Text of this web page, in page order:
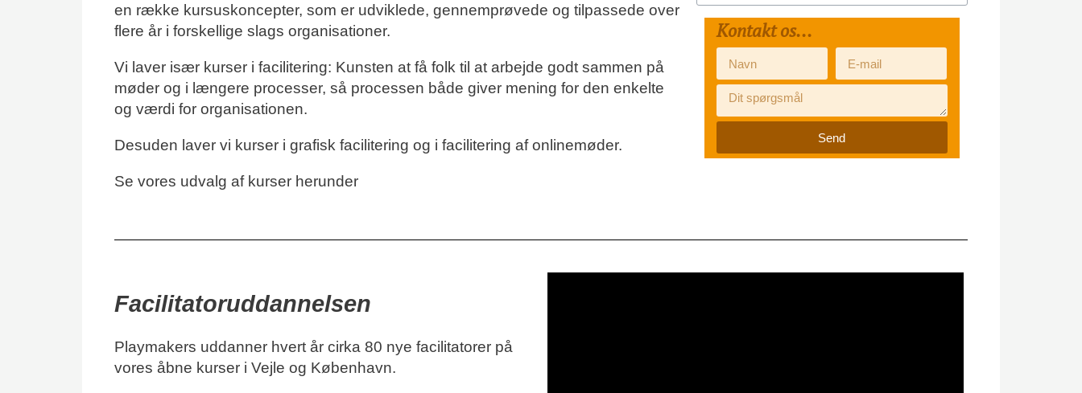
en række kursuskoncepter, som er udviklede, gennemprøvede og tilpassede over
flere år i forskellige slags organisationer.
Vi laver især kurser i facilitering: Kunsten at få folk til at arbejde godt sammen på
møder og i længere processer, så processen både giver mening for den enkelte
og værdi for organisationen.
Desuden laver vi kurser i grafisk facilitering og i facilitering af onlinemøder.
Se vores udvalg af kurser herunder
Kontakt os...
Send
Facilitatoruddannelsen
Playmakers uddanner hvert år cirka 80 nye facilitatorer på
vores åbne kurser i Vejle og København.